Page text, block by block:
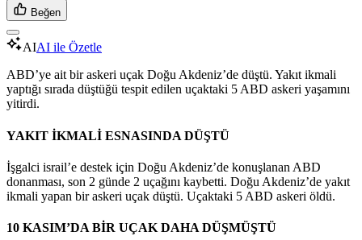
Beğen
AIAI ile Özetle
ABD’ye ait bir askeri uçak Doğu Akdeniz’de düştü. Yakıt ikmali
yaptığı sırada düştüğü tespit edilen uçaktaki 5 ABD askeri yaşamını
yitirdi.
YAKIT İKMALİ ESNASINDA DÜŞTÜ
İşgalci israil’e destek için Doğu Akdeniz’de konuşlanan ABD
donanması, son 2 günde 2 uçağını kaybetti. Doğu Akdeniz’de yakıt
ikmali yapan bir askeri uçak düştü. Uçaktaki 5 ABD askeri öldü.
10 KASIM’DA BİR UÇAK DAHA DÜŞMÜŞTÜ